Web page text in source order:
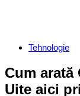
Categories
Tehnologie
Cum arată
Uite aici